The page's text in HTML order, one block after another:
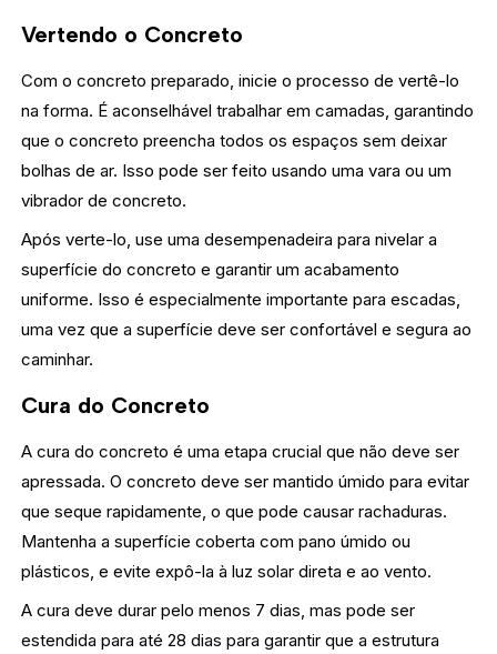
Vertendo o Concreto
Com o concreto preparado, inicie o processo de vertê-lo
na forma. É aconselhável trabalhar em camadas, garantindo
que o concreto preencha todos os espaços sem deixar
bolhas de ar. Isso pode ser feito usando uma vara ou um
vibrador de concreto.
Após verte-lo, use uma desempenadeira para nivelar a
superfície do concreto e garantir um acabamento
uniforme. Isso é especialmente importante para escadas,
uma vez que a superfície deve ser confortável e segura ao
caminhar.
Cura do Concreto
A cura do concreto é uma etapa crucial que não deve ser
apressada. O concreto deve ser mantido úmido para evitar
que seque rapidamente, o que pode causar rachaduras.
Mantenha a superfície coberta com pano úmido ou
plásticos, e evite expô-la à luz solar direta e ao vento.
A cura deve durar pelo menos 7 dias, mas pode ser
estendida para até 28 dias para garantir que a estrutura